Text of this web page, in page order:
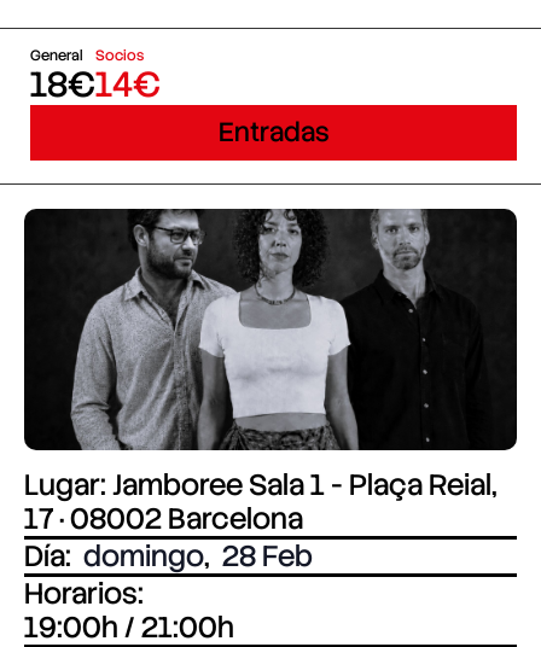
General
18€
Socios
14€
Entradas
Lugar: Jamboree Sala 1 - Plaça Reial,
17 · 08002 Barcelona
Día: domingo, 28 Feb
Horarios:
19:00h / 21:00h